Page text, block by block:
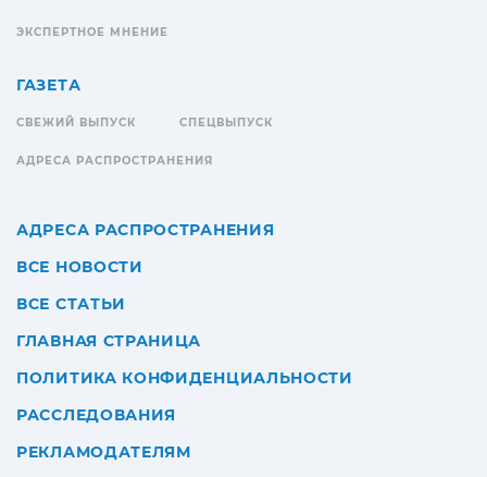
ЭКСПЕРТНОЕ МНЕНИЕ
ГАЗЕТА
СВЕЖИЙ ВЫПУСК СПЕЦВЫПУСК
АДРЕСА РАСПРОСТРАНЕНИЯ
АДРЕСА РАСПРОСТРАНЕНИЯ
ВСЕ НОВОСТИ
ВСЕ СТАТЬИ
ГЛАВНАЯ СТРАНИЦА
ПОЛИТИКА КОНФИДЕНЦИАЛЬНОСТИ
РАССЛЕДОВАНИЯ
РЕКЛАМОДАТЕЛЯМ